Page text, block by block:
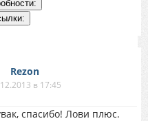
Rezon
в 17:45
спасибо! Лови плюс.